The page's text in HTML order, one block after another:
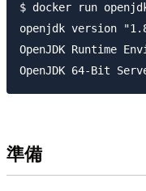
$ docker run
openjdk version
OpenJDK Runtime
準備